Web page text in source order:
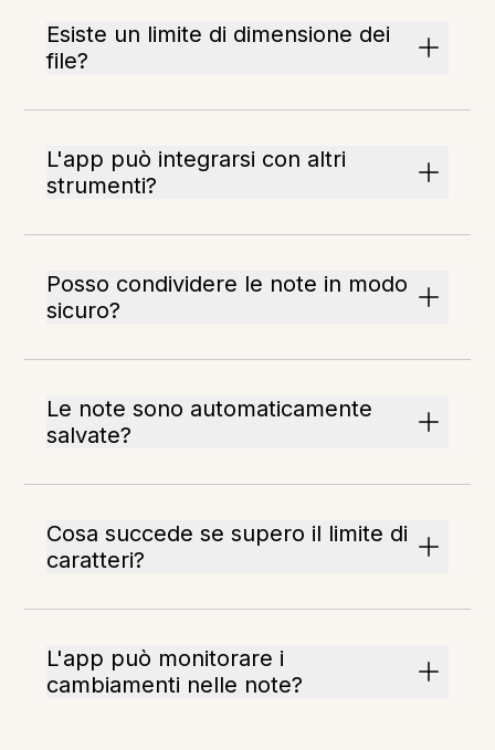
Esiste un limite di dimensione dei
file?
L'app può integrarsi con altri
strumenti?
Posso condividere le note in modo
sicuro?
Le note sono automaticamente
salvate?
Cosa succede se supero il limite di
caratteri?
L'app può monitorare i
cambiamenti nelle note?